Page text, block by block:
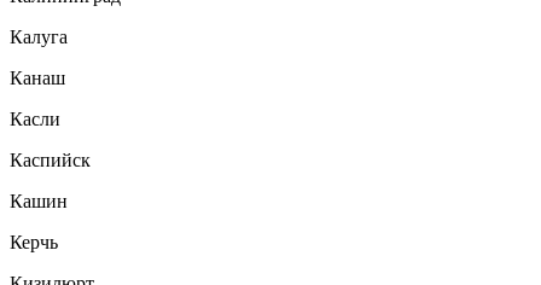
Калуга
Канаш
Касли
Каспийск
Кашин
Керчь